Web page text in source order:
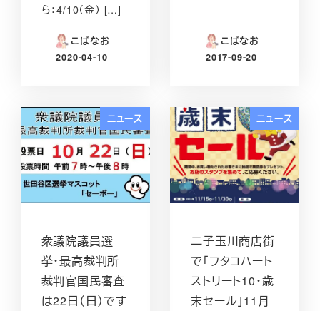
ら：4/10（金） […]
こばなお
投稿日
2020-04-10
こばなお
投稿日
2017-09-20
ニュース
衆議院議員選
挙・最高裁判所
裁判官国民審査
は22日（日）です
ニュース
二子玉川商店街
で「フタコハート
ストリート10・歳
末セール」11月